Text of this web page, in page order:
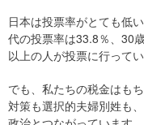
日本は投票率がとても低
代の投票率は33.8％、30
以上の人が投票に行って
でも、私たちの税金はも
対策も選択的夫婦別姓も